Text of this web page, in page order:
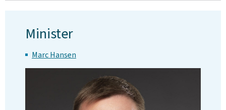
Minister
Marc Hansen